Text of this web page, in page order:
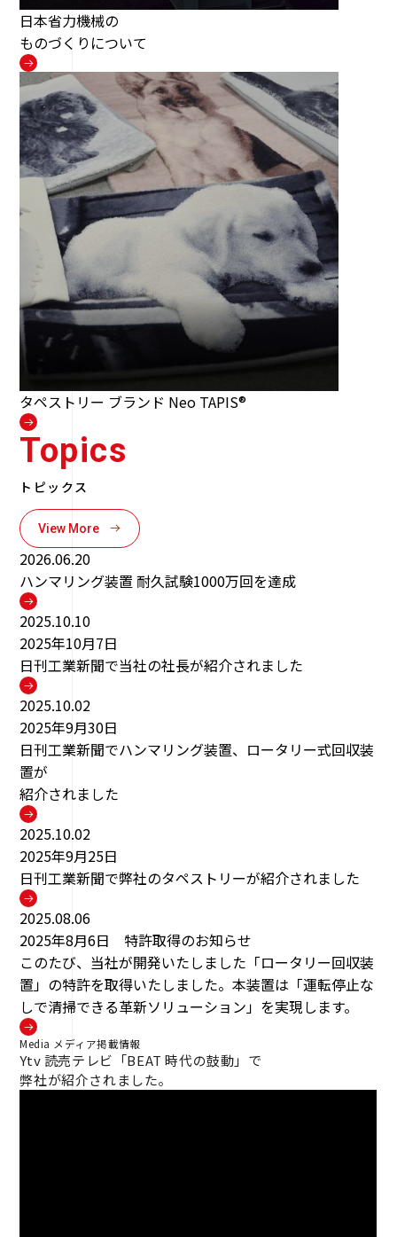
日本省力機械の
ものづくりについて
タペストリー ブランド Neo TAPIS®
Topics
トピックス
View More
2026.06.20
ハンマリング装置 耐久試験1000万回を達成
2025.10.10
2025年10月7日
日刊工業新聞で当社の社長が紹介されました
2025.10.02
2025年9月30日
日刊工業新聞でハンマリング装置、ロータリー式回収装
置が
紹介されました
2025.10.02
2025年9月25日
日刊工業新聞で弊社のタペストリーが紹介されました
2025.08.06
2025年8月6日 特許取得のお知らせ
このたび、当社が開発いたしました「ロータリー回収装
置」の特許を取得いたしました。本装置は「運転停止な
しで清掃できる革新ソリューション」を実現します。
Media メディア掲載情報
Ytv 読売テレビ「BEAT 時代の鼓動」で
弊社が紹介されました。